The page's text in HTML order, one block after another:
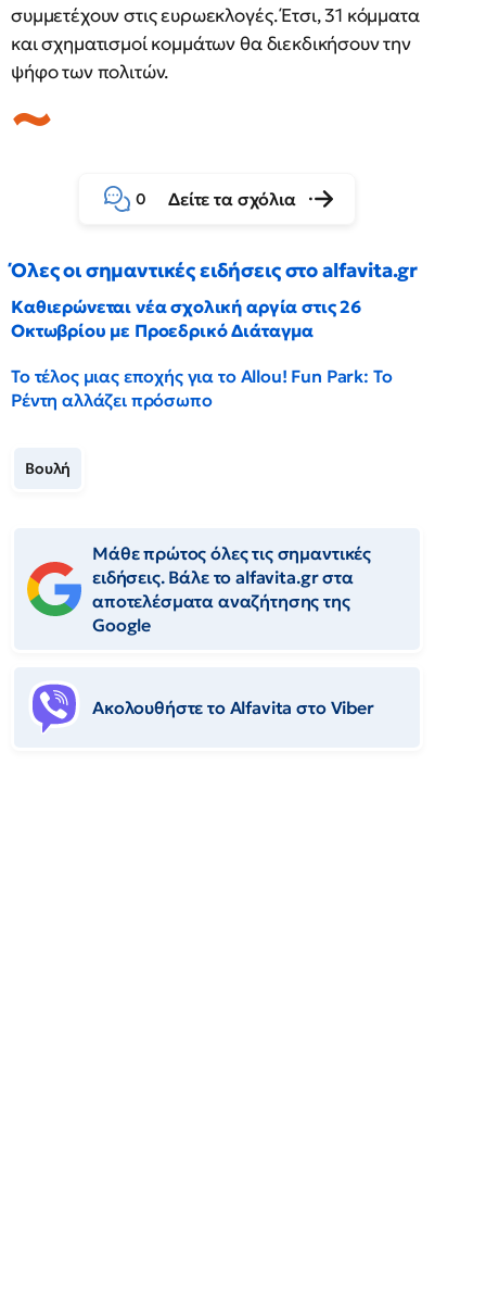
συμμετέχουν στις ευρωεκλογές. Έτσι, 31 κόμματα
και σχηματισμοί κομμάτων θα διεκδικήσουν την
ψήφο των πολιτών.
0 Δείτε τα σχόλια
Όλες οι σημαντικές ειδήσεις στο alfavita.gr
Καθιερώνεται νέα σχολική αργία στις 26
Οκτωβρίου με Προεδρικό Διάταγμα
Το τέλος μιας εποχής για το Allou! Fun Park: Το
Ρέντη αλλάζει πρόσωπο
Βουλή
Μάθε πρώτος όλες τις σημαντικές
ειδήσεις. Βάλε το alfavita.gr στα
αποτελέσματα αναζήτησης της
Google
Ακολουθήστε το Αlfavita στο Viber